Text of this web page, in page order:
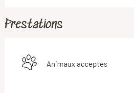
Prestations
Animaux acceptés